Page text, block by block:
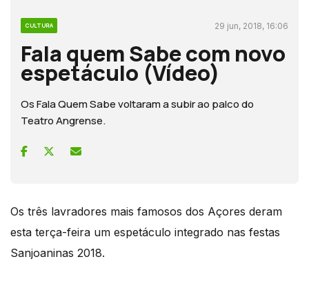
CULTURA 29 jun, 2018, 16:06
Fala quem Sabe com novo
espetáculo (Vídeo)
Os Fala Quem Sabe voltaram a subir ao palco do
Teatro Angrense.
Os três lavradores mais famosos dos Açores deram
esta terça-feira um espetáculo integrado nas festas
Sanjoaninas 2018.